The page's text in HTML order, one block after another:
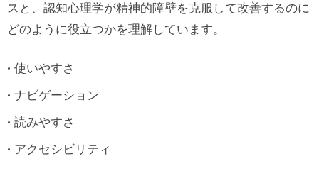
2.ヒックの法則 (Hick’s Law)
3. 最小努力の原則 (The Principle of Least
Perpetual Habit)
スと、認知心理学が精神的障壁を克服して改善するのに
どのように役立つかを理解しています。
使いやすさ
ナビゲーション
読みやすさ
アクセシビリティ